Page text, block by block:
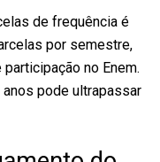
de frequência é
por semestre,
no Enem.
pode ultrapassar